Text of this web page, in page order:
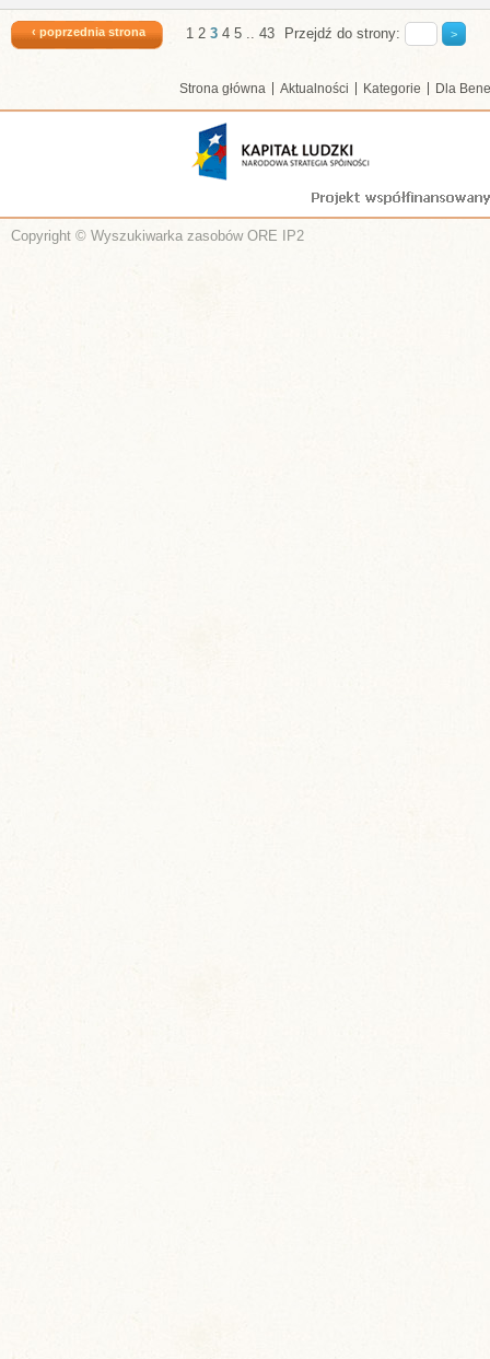
‹ poprzednia strona 1 2 3 4 5 .. 43 Przejdź do strony:
Strona główna Aktualności Kategorie Dla
Copyright © Wyszukiwarka zasobów ORE IP2